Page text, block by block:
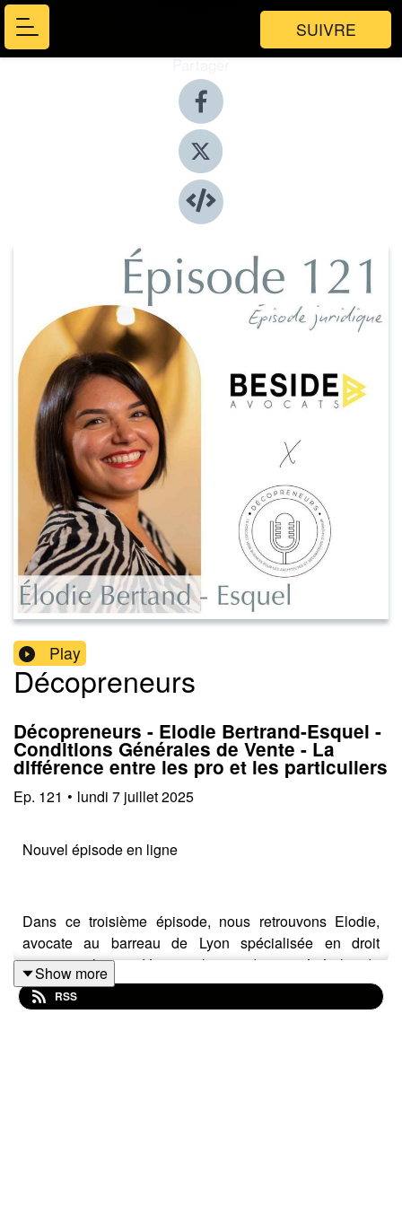
SUIVRE
Partager
Play
Décopreneurs
Décopreneurs - Elodie Bertrand-Esquel -
Conditions Générales de Vente - La
différence entre les pro et les particuliers
Ep. 121 • lundi 7 juillet 2025
Nouvel épisode en ligne
Dans ce troisième épisode, nous retrouvons Elodie,
avocate au barreau de Lyon spécialisée en droit
commercial, pour décrypter les conditions générales de
vente.
Show more
RSS